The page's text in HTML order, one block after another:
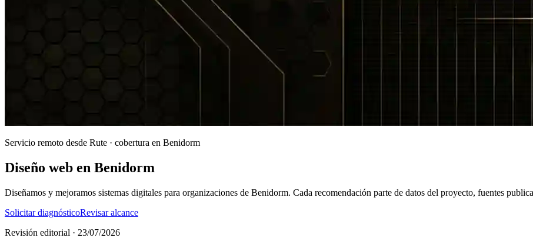
Servicio remoto desde Rute · cobertura en Benidorm
Diseño web en Benidorm
Diseñamos y mejoramos sistemas digitales para organizaciones de Benidorm. Cada recomendación parte de datos del proyecto, fuentes
Solicitar diagnósticoRevisar alcance
Revisión editorial · 23/07/2026